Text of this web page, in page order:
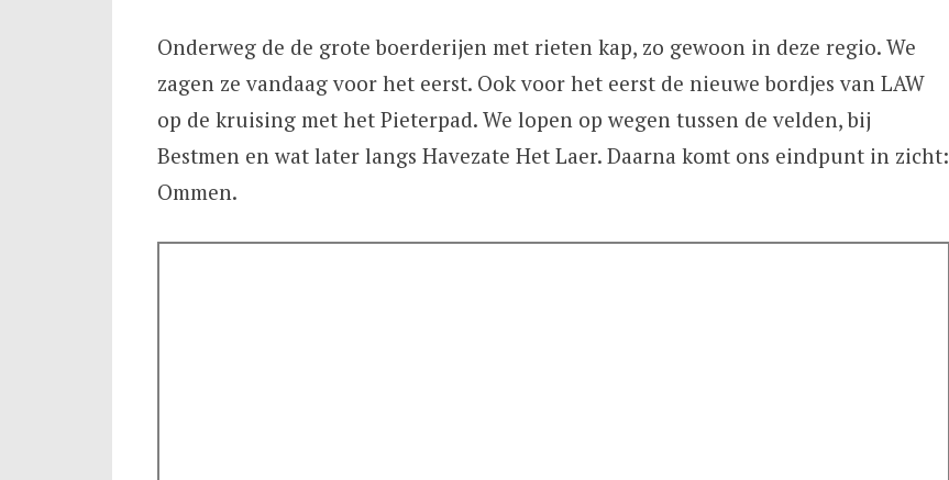
Onderweg de de grote boerderijen met rieten kap, zo gewoon in deze regio. We
zagen ze vandaag voor het eerst. Ook voor het eerst de nieuwe bordjes van LAW
op de kruising met het Pieterpad. We lopen op wegen tussen de velden, bij
Bestmen en wat later langs Havezate Het Laer. Daarna komt ons eindpunt in zicht:
Ommen.